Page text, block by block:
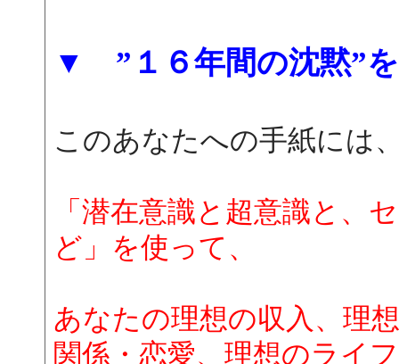
▼ ”１６年間の沈黙”
このあなたへの手紙には
「潜在意識と超意識と、
ど」を使って、
あなたの理想の収入、理
関係・恋愛、理想のライ